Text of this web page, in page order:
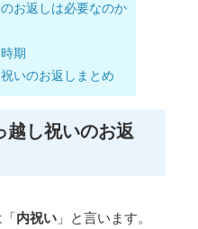
お返しは必要なのか
期
いのお返しまとめ
越し祝いのお返
内祝い 」と言います。